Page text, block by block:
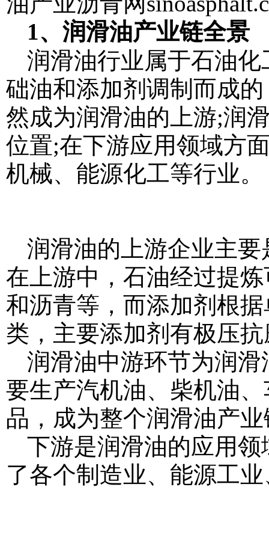
1、润滑油产业链全景
润滑油行业属于石油
础油和添加剂调制而成
然成为润滑油的上游;润
位置;在下游应用领域方
机械、能源化工等行业。
润滑油的上游企业主
在上游中，石油经过提
和沥青等，而添加剂根
类，主要添加剂有极压
润滑油中游环节为润
要生产汽机油、柴机油
品，成为整个润滑油产
下游是润滑油的应用
了各个制造业、能源工